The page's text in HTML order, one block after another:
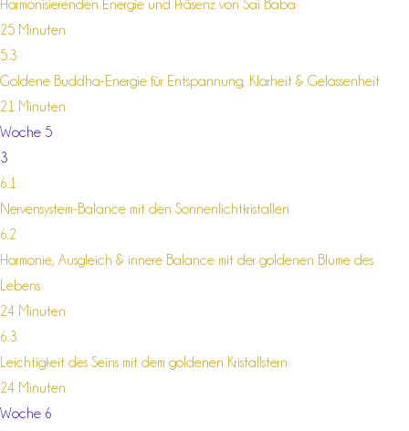
Harmonisierenden Energie und Präsenz von Sai Baba
25 Minuten
5.3
Goldene Buddha-Energie für Entspannung, Klarheit & Gelassenheit
21 Minuten
Woche 5
3
6.1
Nervensystem-Balance mit den Sonnenlichtkristallen
6.2
Harmonie, Ausgleich & innere Balance mit der goldenen Blume des
Lebens
24 Minuten
6.3
Leichtigkeit des Seins mit dem goldenen Kristallstern
24 Minuten
Woche 6